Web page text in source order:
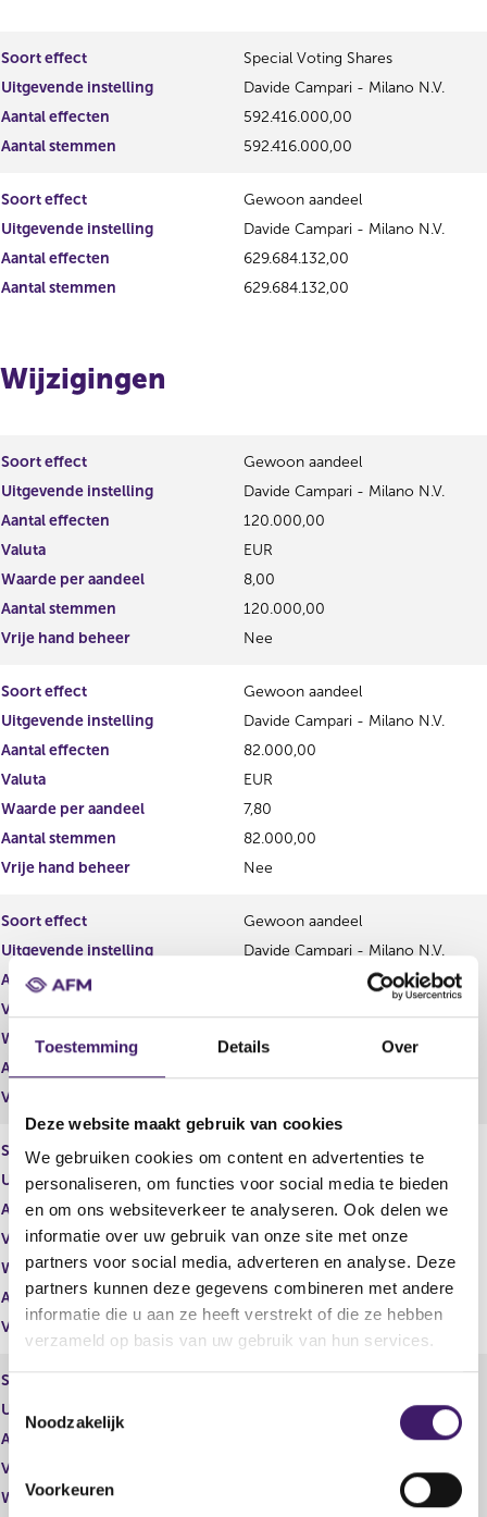
Toestemming Details Over
Deze website maakt gebruik van cookies
We gebruiken cookies om content en advertenties te
personaliseren, om functies voor social media te bieden
en om ons websiteverkeer te analyseren. Ook delen we
informatie over uw gebruik van onze site met onze
partners voor social media, adverteren en analyse. Deze
partners kunnen deze gegevens combineren met andere
informatie die u aan ze heeft verstrekt of die ze hebben
verzameld op basis van uw gebruik van hun services.
Noodzakelijk
Voorkeuren
e
i
s
t
r
e
s
u
l
t
e
Soort effect
Special Voting Shares
Uitgevende instelling
Davide Campari - Milano N.V.
Aantal effecten
592.416.000,00
Aantal stemmen
592.416.000,00
Soort effect
Gewoon aandeel
Uitgevende instelling
Davide Campari - Milano N.V.
Aantal effecten
629.684.132,00
Aantal stemmen
629.684.132,00
Wijzigingen
Soort effect
Gewoon aandeel
Uitgevende instelling
Davide Campari - Milano N.V.
Aantal effecten
120.000,00
Valuta
EUR
Waarde per aandeel
8,00
Aantal stemmen
120.000,00
Vrije hand beheer
Nee
Soort effect
Gewoon aandeel
Uitgevende instelling
Davide Campari - Milano N.V.
Aantal effecten
82.000,00
Valuta
EUR
Waarde per aandeel
7,80
Aantal stemmen
82.000,00
Vrije hand beheer
Nee
Soort effect
Gewoon aandeel
Uitgevende instelling
Davide Campari - Milano N.V.
Aantal effecten
Valuta
Waarde per aandeel
8,20
Aantal stemmen
Vrije hand beheer
Soort effect
Gewoon aandeel
Uitgevende instelling
Davide Campari - Milano N.V.
Aantal effecten
126.000,00
Valuta
EUR
Waarde per aandeel
7,60
Aantal stemmen
126.000,00
Vrije hand beheer
Soort effect
Uitgevende instelling
Davide Campari - Milano N.V.
Aantal effecten
Valuta
Waarde per aandeel